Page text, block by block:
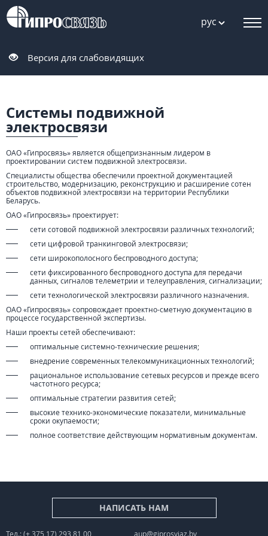
рус
Версия для слабовидящих
Системы подвижной
электросвязи
ОАО «Гипросвязь» является общепризнанным лидером в
проектировании систем подвижной электросвязи.
Специалисты общества обеспечили проектной документацией
строительство, модернизацию, реконструкцию и расширение сотен
объектов подвижной электросвязи на территории Республики
Беларусь.
ОАО «Гипросвязь» проектирует:
сети сотовой подвижной электросвязи различных технологий;
сети цифровой транкинговой электросвязи;
сети широкополосного беспроводного доступа;
сети фиксированного беспроводного доступа для передачи
данных, сигналов телеметрии и телеуправления, сигнализации;
сети технологической электросвязи различного назначения.
ОАО «Гипросвязь» сопровождает проектно-сметную документацию в
процессе государственной экспертизы.
Наши проекты сетей обеспечивают:
оптимальные системно-технические решения;
внедрение современных телекоммуникационных технологий;
рациональное использование сетевых ресурсов и прежде всего
частотного ресурса;
оптимальные стратегии развития сетей;
высокие технико-экономические показатели, минимальные
сроки окупаемости;
полное соответствие действующим нормативным документам.
НАПИСАТЬ НАМ
Тел.: (+ 375 17) 293 81 00 aup@giprosvjaz.by